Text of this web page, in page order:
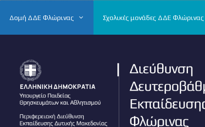
Δομή ΔΔΕ Φλώρινας Σχολικές μονάδες ΔΔΕ Φλώρινας